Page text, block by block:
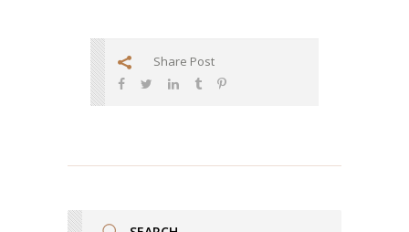
Share Post